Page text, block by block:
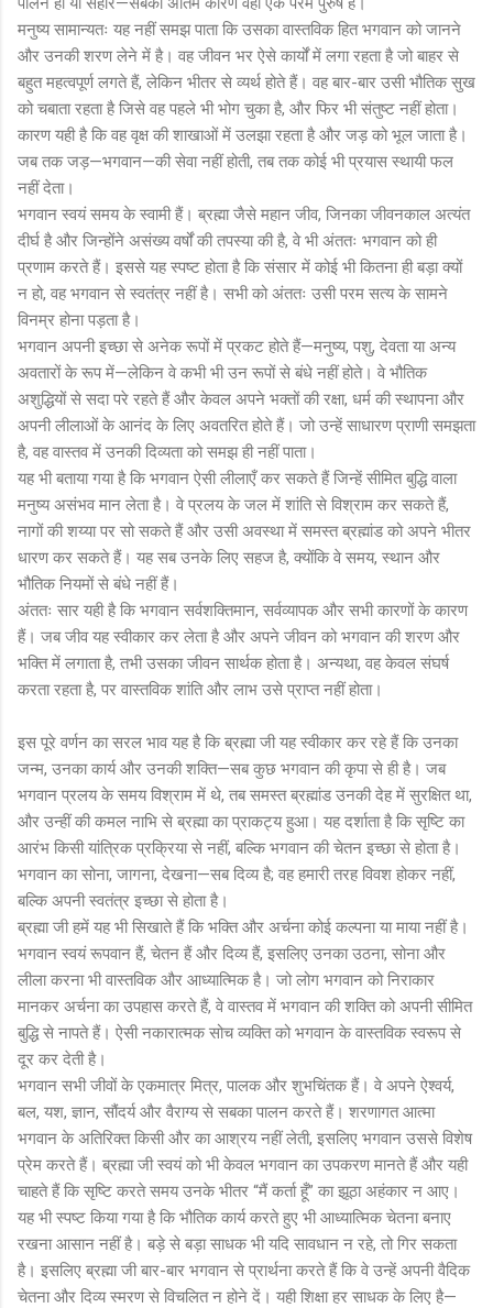
मनुष्य सामान्यतः यह नहीं समझ पाता कि उसका वास्तविक हित भगवान को जानने
और उनकी शरण लेने में है। वह जीवन भर ऐसे कार्यों में लगा रहता है जो बाहर से
बहुत महत्वपूर्ण लगते हैं, लेकिन भीतर से व्यर्थ होते हैं। वह बार-बार उसी भौतिक सुख
को चबाता रहता है जिसे वह पहले भी भोग चुका है, और फिर भी संतुष्ट नहीं होता।
कारण यही है कि वह वृक्ष की शाखाओं में उलझा रहता है और जड़ को भूल जाता है।
जब तक जड़—भगवान—की सेवा नहीं होती, तब तक कोई भी प्रयास स्थायी फल
नहीं देता।
भगवान स्वयं समय के स्वामी हैं। ब्रह्मा जैसे महान जीव, जिनका जीवनकाल अत्यंत
दीर्घ है और जिन्होंने असंख्य वर्षों की तपस्या की है, वे भी अंततः भगवान को ही
प्रणाम करते हैं। इससे यह स्पष्ट होता है कि संसार में कोई भी कितना ही बड़ा क्यों
न हो, वह भगवान से स्वतंत्र नहीं है। सभी को अंततः उसी परम सत्य के सामने
विनम्र होना पड़ता है।
भगवान अपनी इच्छा से अनेक रूपों में प्रकट होते हैं—मनुष्य, पशु, देवता या अन्य
अवतारों के रूप में—लेकिन वे कभी भी उन रूपों से बंधे नहीं होते। वे भौतिक
अशुद्धियों से सदा परे रहते हैं और केवल अपने भक्तों की रक्षा, धर्म की स्थापना और
अपनी लीलाओं के आनंद के लिए अवतरित होते हैं। जो उन्हें साधारण प्राणी समझता
है, वह वास्तव में उनकी दिव्यता को समझ ही नहीं पाता।
यह भी बताया गया है कि भगवान ऐसी लीलाएँ कर सकते हैं जिन्हें सीमित बुद्धि वाला
मनुष्य असंभव मान लेता है। वे प्रलय के जल में शांति से विश्राम कर सकते हैं,
नागों की शय्या पर सो सकते हैं और उसी अवस्था में समस्त ब्रह्मांड को अपने भीतर
धारण कर सकते हैं। यह सब उनके लिए सहज है, क्योंकि वे समय, स्थान और
भौतिक नियमों से बंधे नहीं हैं।
अंततः सार यही है कि भगवान सर्वशक्तिमान, सर्वव्यापक और सभी कारणों के कारण
हैं। जब जीव यह स्वीकार कर लेता है और अपने जीवन को भगवान की शरण और
भक्ति में लगाता है, तभी उसका जीवन सार्थक होता है। अन्यथा, वह केवल संघर्ष
करता रहता है, पर वास्तविक शांति और लाभ उसे प्राप्त नहीं होता।
इस पूरे वर्णन का सरल भाव यह है कि ब्रह्मा जी यह स्वीकार कर रहे हैं कि उनका
जन्म, उनका कार्य और उनकी शक्ति—सब कुछ भगवान की कृपा से ही है। जब
भगवान प्रलय के समय विश्राम में थे, तब समस्त ब्रह्मांड उनकी देह में सुरक्षित था,
और उन्हीं की कमल नाभि से ब्रह्मा का प्राकट्य हुआ। यह दर्शाता है कि सृष्टि का
आरंभ किसी यांत्रिक प्रक्रिया से नहीं, बल्कि भगवान की चेतन इच्छा से होता है।
भगवान का सोना, जागना, देखना—सब दिव्य है; वह हमारी तरह विवश होकर नहीं,
बल्कि अपनी स्वतंत्र इच्छा से होता है।
ब्रह्मा जी हमें यह भी सिखाते हैं कि भक्ति और अर्चना कोई कल्पना या माया नहीं है।
भगवान स्वयं रूपवान हैं, चेतन हैं और दिव्य हैं, इसलिए उनका उठना, सोना और
लीला करना भी वास्तविक और आध्यात्मिक है। जो लोग भगवान को निराकार
मानकर अर्चना का उपहास करते हैं, वे वास्तव में भगवान की शक्ति को अपनी सीमित
बुद्धि से नापते हैं। ऐसी नकारात्मक सोच व्यक्ति को भगवान के वास्तविक स्वरूप से
दूर कर देती है।
भगवान सभी जीवों के एकमात्र मित्र, पालक और शुभचिंतक हैं। वे अपने ऐश्वर्य,
बल, यश, ज्ञान, सौंदर्य और वैराग्य से सबका पालन करते हैं। शरणागत आत्मा
भगवान के अतिरिक्त किसी और का आश्रय नहीं लेती, इसलिए भगवान उससे विशेष
प्रेम करते हैं। ब्रह्मा जी स्वयं को भी केवल भगवान का उपकरण मानते हैं और यही
चाहते हैं कि सृष्टि करते समय उनके भीतर “मैं कर्ता हूँ” का झूठा अहंकार न आए।
यह भी स्पष्ट किया गया है कि भौतिक कार्य करते हुए भी आध्यात्मिक चेतना बनाए
रखना आसान नहीं है। बड़े से बड़ा साधक भी यदि सावधान न रहे, तो गिर सकता
है। इसलिए ब्रह्मा जी बार-बार भगवान से प्रार्थना करते हैं कि वे उन्हें अपनी वैदिक
चेतना और दिव्य स्मरण से विचलित न होने दें। यही शिक्षा हर साधक के लिए है—